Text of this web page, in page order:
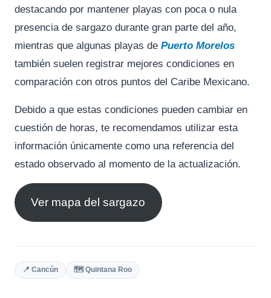
destacando por mantener playas con poca o nula
presencia de sargazo durante gran parte del año,
mientras que algunas playas de Puerto Morelos
también suelen registrar mejores condiciones en
comparación con otros puntos del Caribe Mexicano.
Debido a que estas condiciones pueden cambiar en
cuestión de horas, te recomendamos utilizar esta
información únicamente como una referencia del
estado observado al momento de la actualización.
Ver mapa del sargazo
📍 Cancún 🗺️ Quintana Roo